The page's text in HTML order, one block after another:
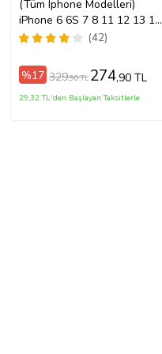
(Tüm Iphone Modelleri)
iPhone 6 6S 7 8 11 12 13 14
15 16 17 Pro Max Plus Mini
Fotoğraflı Kılıf
(42)
%17 329,90 TL 274,90 TL
29,32 TL'den Başlayan Taksitlerle